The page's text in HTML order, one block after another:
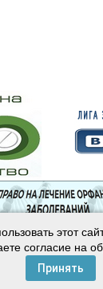
© 2003—2024 Лига
Создание сайта —
этот
согласие на
Принять